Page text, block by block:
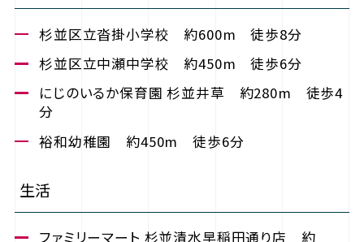
杉並区立沓掛小学校 約600m 徒歩8分
杉並区立中瀬中学校 約450m 徒歩6分
にじのいるか保育園 杉並井草 約280m 徒歩4
分
裕和幼稚園 約450m 徒歩6分
生活
ファミリーマート 杉並清水早稲田通り店 約